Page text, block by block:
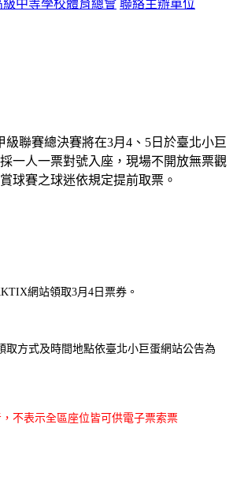
級中等學校體育總會 聯絡主辦單位
級聯賽總決賽將在3月4、5日於臺北小巨
一人一票對號入座，現場不開放無票觀
球賽之球迷依規定提前取票。
網站領取3月4日票券。
取方式及時間地點依臺北小巨蛋網站公告為
不表示全區座位皆可供電子票索票